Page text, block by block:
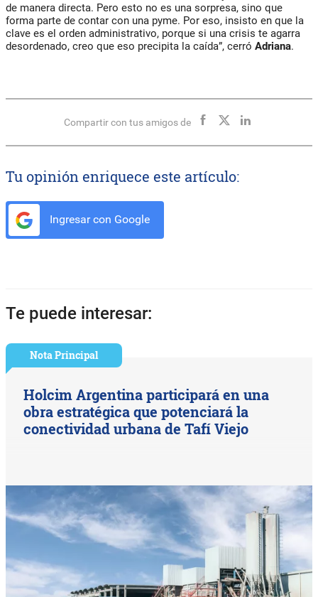
de manera directa. Pero esto no es una sorpresa, sino que
forma parte de contar con una pyme. Por eso, insisto en que la
clave es el orden administrativo, porque si una crisis te agarra
desordenado, creo que eso precipita la caída”, cerró Adriana.
Compartir con tus amigos de
Tu opinión enriquece este artículo:
Ingresar con Google
Te puede interesar:
Nota Principal
Holcim Argentina participará en una
obra estratégica que potenciará la
conectividad urbana de Tafí Viejo